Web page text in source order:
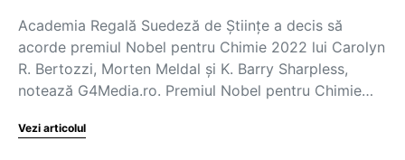
Academia Regală Suedeză de Științe a decis să
acorde premiul Nobel pentru Chimie 2022 lui Carolyn
R. Bertozzi, Morten Meldal și K. Barry Sharpless,
notează G4Media.ro. Premiul Nobel pentru Chimie…
Vezi articolul